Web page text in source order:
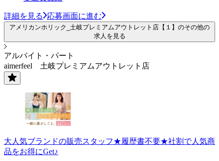
詳細を見る 応募画面に進む
アメリカンホリック_土岐プレミアムアウトレット店【１】のその他の
求人を見る
アルバイト・パート
aimerfeel 土岐プレミアムアウトレット店
大人気ブランドの販売スタッフ★履歴書不要★社割で人気商
品をお得にGet♪